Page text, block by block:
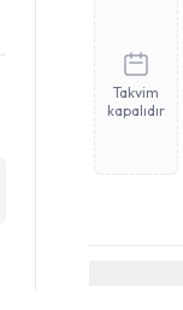
Takvim
kapalıdır
Randevu